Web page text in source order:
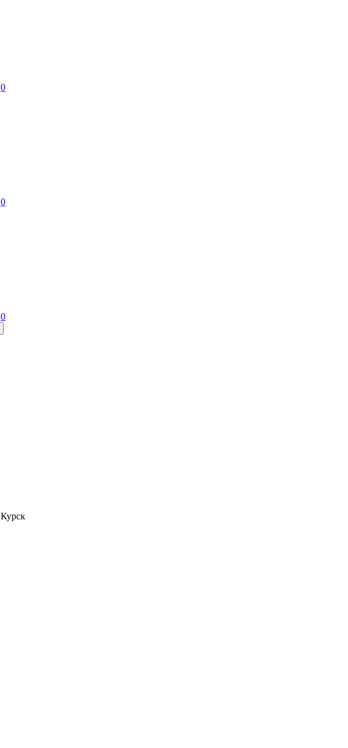
0
0
0
Курск